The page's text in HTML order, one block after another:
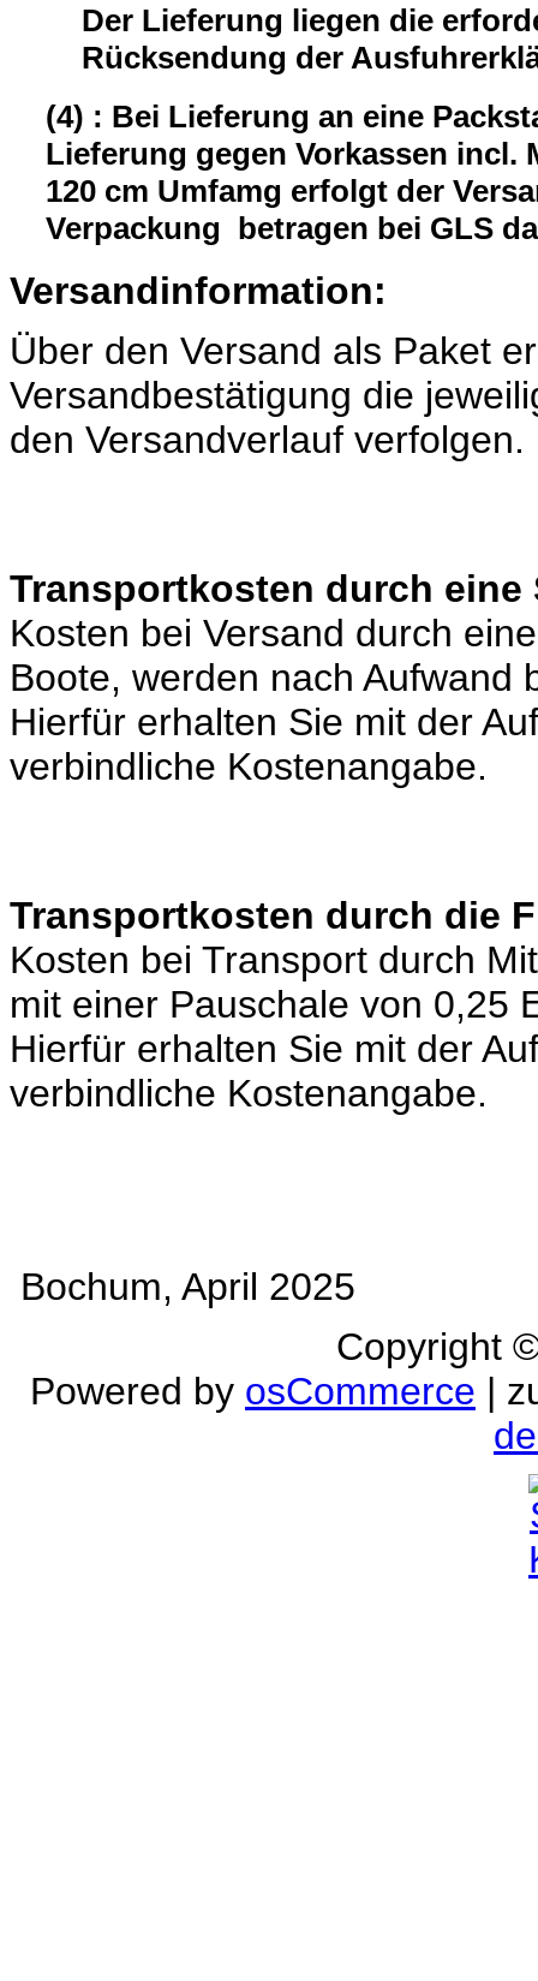
Der Lieferung liegen die
Rücksendung der
(4) : Bei Lieferung an eine
Lieferung gegen Vorkassen incl.
120 cm Umfamg erfolgt der
Verpackung betragen bei GLS
Versandinformation:
Über den Versand als Paket
Versandbestätigung die
den Versandverlauf verfolgen.
Transportkosten durch eine
Kosten bei Versand durch
Boote, werden nach Aufwand
Hierfür erhalten Sie mit der
verbindliche Kostenangabe.
Transportkosten durch die
Kosten bei Transport durch
mit einer Pauschale von 0,25
Hierfür erhalten Sie mit der
verbindliche Kostenangabe.
Bochum, April 2025
Copyright
Powered by osCommerce |